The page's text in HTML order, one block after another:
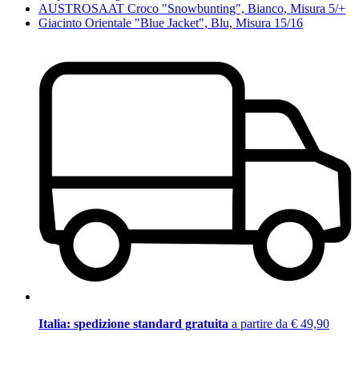
AUSTROSAAT Croco "Snowbunting", Bianco, Misura 5/+
Giacinto Orientale "Blue Jacket", Blu, Misura 15/16
Italia: spedizione standard gratuita a partire da € 49,90